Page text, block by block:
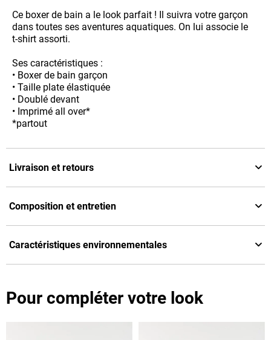
Ce boxer de bain a le look parfait ! Il suivra votre garçon
dans toutes ses aventures aquatiques. On lui associe le
t-shirt assorti.
Ses caractéristiques :
• Boxer de bain garçon
• Taille plate élastiquée
• Doublé devant
• Imprimé all over*
*partout
Livraison et retours
Composition et entretien
Caractéristiques environnementales
Pour compléter votre look